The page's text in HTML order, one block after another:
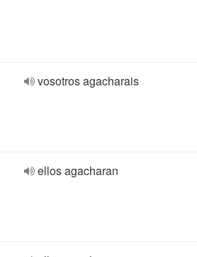
vosotros agacharais
ellos agacharan